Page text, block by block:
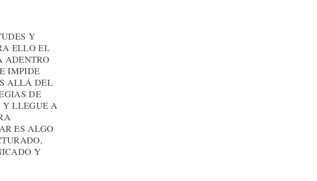
Y
ELLO EL
ADENTRO
IMPIDE
ALLÁ DEL
DE
Y LLEGUE A
ES ALGO
Y